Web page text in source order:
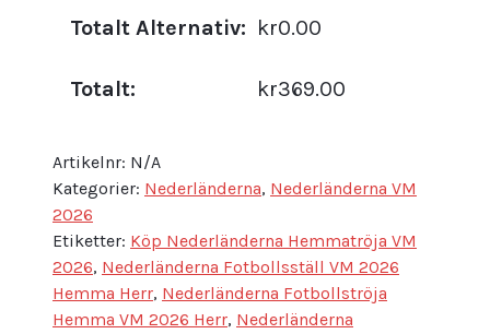
Totalt Alternativ: kr0.00
Totalt: kr369.00
Artikelnr: N/A
Kategorier: Nederländerna, Nederländerna VM
2026
Etiketter: Köp Nederländerna Hemmatröja VM
2026, Nederländerna Fotbollsställ VM 2026
Hemma Herr, Nederländerna Fotbollströja
Hemma VM 2026 Herr, Nederländerna